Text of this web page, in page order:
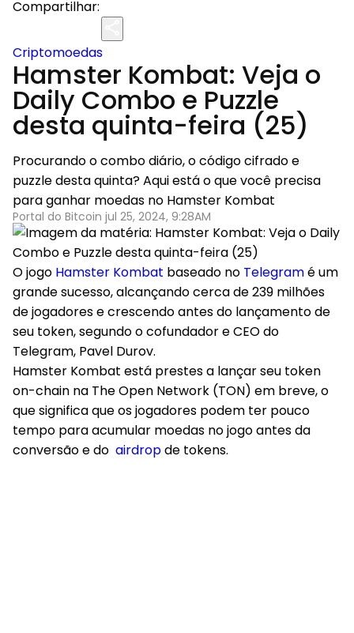
Compartilhar:
Criptomoedas
Hamster Kombat: Veja o
Daily Combo e Puzzle
desta quinta-feira (25)
Procurando o combo diário, o código cifrado e
puzzle desta quinta? Aqui está o que você precisa
para ganhar moedas no Hamster Kombat
Portal do Bitcoin jul 25, 2024, 9:28AM
O jogo Hamster Kombat baseado no Telegramé um
grande sucesso, alcançando cerca de 239 milhões
de jogadores e crescendo antes do lançamento de
seu token, segundo o cofundador e CEO do
Telegram, Pavel Durov.
Hamster Kombat está prestes a lançar seu token
on-chain na The Open Network (TON) em breve, o
que significa que os jogadores podem ter pouco
tempo para acumular moedas no jogo antes da
conversão e do airdropde tokens.